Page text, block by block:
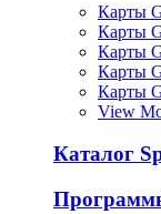
Карты
Карты
Карты
Карты
Карты
View
Каталог